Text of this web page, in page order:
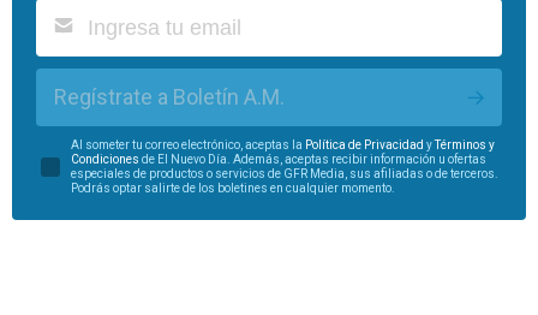
Regístrate a Boletín A.M.
Al someter tu correo electrónico, aceptas la Política de Privacidad yTérminos y
Condiciones de El Nuevo Día. Además, aceptas recibir información u ofertas
especiales de productos o servicios de GFR Media, sus afiliadas o de terceros.
Podrás optar salirte de los boletines en cualquier momento.